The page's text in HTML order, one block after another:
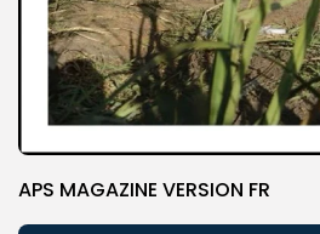
APS MAGAZINE VERSION FR